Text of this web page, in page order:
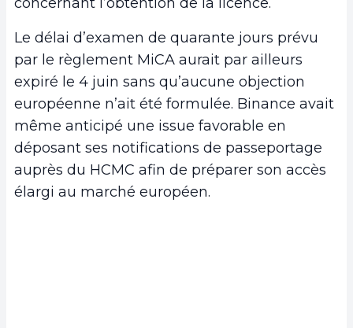
Le délai d’examen de quarante jours prévu
par le règlement MiCA aurait par ailleurs
expiré le 4 juin sans qu’aucune objection
européenne n’ait été formulée. Binance avait
même anticipé une issue favorable en
déposant ses notifications de passeportage
auprès du HCMC afin de préparer son accès
élargi au marché européen.